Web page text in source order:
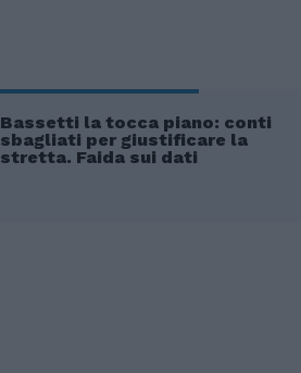
Bassetti la tocca piano: conti
sbagliati per giustificare la
stretta. Faida sui dati